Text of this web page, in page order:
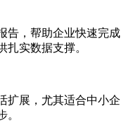
告，帮助企业快速完成
扎实数据支撑。
扩展，尤其适合中小企
。